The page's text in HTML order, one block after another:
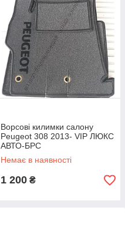
Ворсові килимки салону
Peugeot 308 2013- VIP ЛЮКС
АВТО-БРС
Немає в наявності
1 200 ₴